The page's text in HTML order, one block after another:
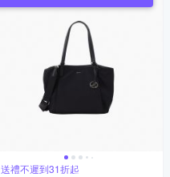
送禮不遲到31折起